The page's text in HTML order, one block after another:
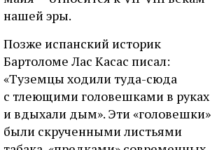
нашей эры.
Позже испанский историк
Бартоломе Лас Касас писал:
«Туземцы ходили туда-сюда
с тлеющими головешками в руках
и вдыхали дым». Эти «головешки»
были скрученными листьями